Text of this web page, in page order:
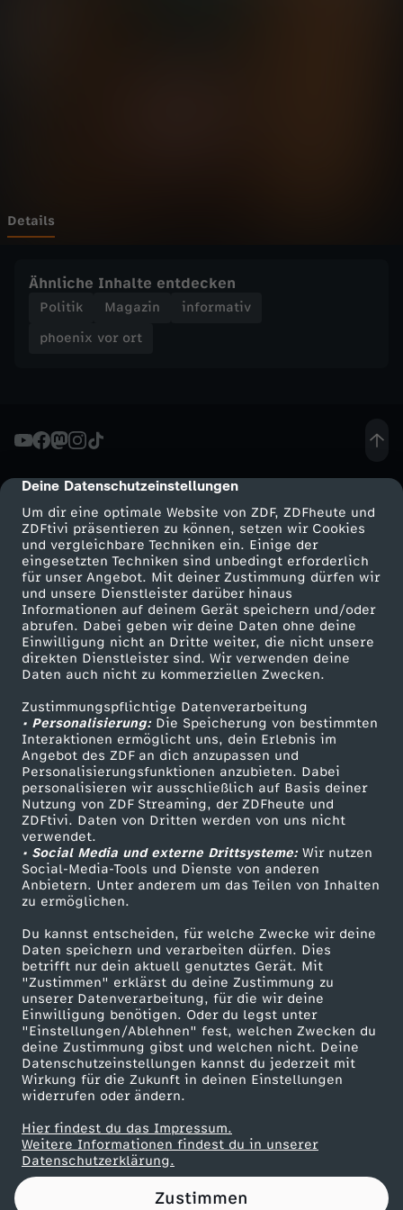
cmp-dialog-description
Deine Datenschutzeinstellungen
Um dir eine optimale Website von ZDF, ZDFheute und
ZDFtivi präsentieren zu können, setzen wir Cookies
und vergleichbare Techniken ein. Einige der
eingesetzten Techniken sind unbedingt erforderlich
für unser Angebot. Mit deiner Zustimmung dürfen wir
und unsere Dienstleister darüber hinaus
Informationen auf deinem Gerät speichern und/oder
abrufen. Dabei geben wir deine Daten ohne deine
Einwilligung nicht an Dritte weiter, die nicht unsere
direkten Dienstleister sind. Wir verwenden deine
Daten auch nicht zu kommerziellen Zwecken.
Zustimmungspflichtige Datenverarbeitung
• Personalisierung:Die Speicherung von bestimmten
Interaktionen ermöglicht uns, dein Erlebnis im
Angebot des ZDF an dich anzupassen und
Personalisierungsfunktionen anzubieten. Dabei
personalisieren wir ausschließlich auf Basis deiner
Nutzung von ZDF Streaming, der ZDFheute und
ZDFtivi. Daten von Dritten werden von uns nicht
verwendet.
• Social Media und externe Drittsysteme:Wir nutzen
Social-Media-Tools und Dienste von anderen
Anbietern. Unter anderem um das Teilen von Inhalten
zu ermöglichen.
Du kannst entscheiden, für welche Zwecke wir deine
Daten speichern und verarbeiten dürfen. Dies
betrifft nur dein aktuell genutztes Gerät. Mit
"Zustimmen" erklärst du deine Zustimmung zu
unserer Datenverarbeitung, für die wir deine
Einwilligung benötigen. Oder du legst unter
"Einstellungen/Ablehnen" fest, welchen Zwecken du
deine Zustimmung gibst und welchen nicht. Deine
Datenschutzeinstellungen kannst du jederzeit mit
Wirkung für die Zukunft in deinen Einstellungen
widerrufen oder ändern.
Hier findest du das Impressum.
Weitere Informationen findest du in unserer
Datenschutzerklärung.
Zustimmen
t
S
h
i
e
v
o
n
d
e
r
T
a
n
n
a
u
s
T
e
Details
Ähnliche Inhalte entdecken
Politik Magazin
informativ
phoenix vor ort
Mehr ZDF
ZDF-Apps
Smart TV
ZDFtext
Livestreams
Sendungen A-Z
TV-Programm
Service
ZDFmitreden
Kontakt zum ZDF
Tickets
Zuschauerservice
Hilfe
ZDF Unternehmen
Karriere
ZDF goes Schule
Werbefernsehen
Mainzelmännchen
Partner